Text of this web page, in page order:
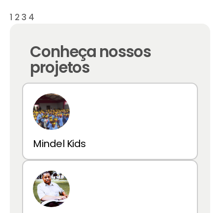
1 2 3 4
Conheça nossos
projetos
Mindel Kids